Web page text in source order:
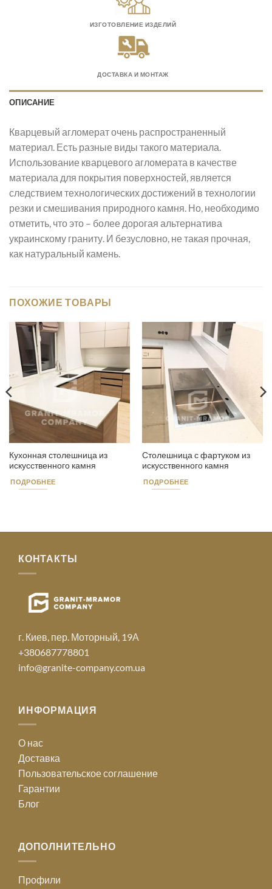
ИЗГОТОВЛЕНИЕ ИЗДЕЛИЙ
ДОСТАВКА И МОНТАЖ
ОПИСАНИЕ
Кварцевый агломераточень распространенный
материал. Есть разные виды такого материала.
Использование кварцевого агломерата в качестве
материала для покрытия поверхностей, является
следствием технологических достижений в технологии
резки и смешивания природного камня. Но, необходимо
отметить, что это – более дорогая альтернатива
украинскому граниту. И безусловно, не такая прочная,
как натуральный камень.
ПОХОЖИЕ ТОВАРЫ
Кухонная столешница из
искусственного камня
ПОДРОБНЕЕ
Столешница с фартуком из
искусственного камня
ПОДРОБНЕЕ
КОНТАКТЫ
г. Киев, пер. Моторный, 19А
+380687778801
info@granite-company.com.ua
ИНФОРМАЦИЯ
О нас
Доставка
Пользовательское соглашение
Гарантии
Блог
ДОПОЛНИТЕЛЬНО
Профили